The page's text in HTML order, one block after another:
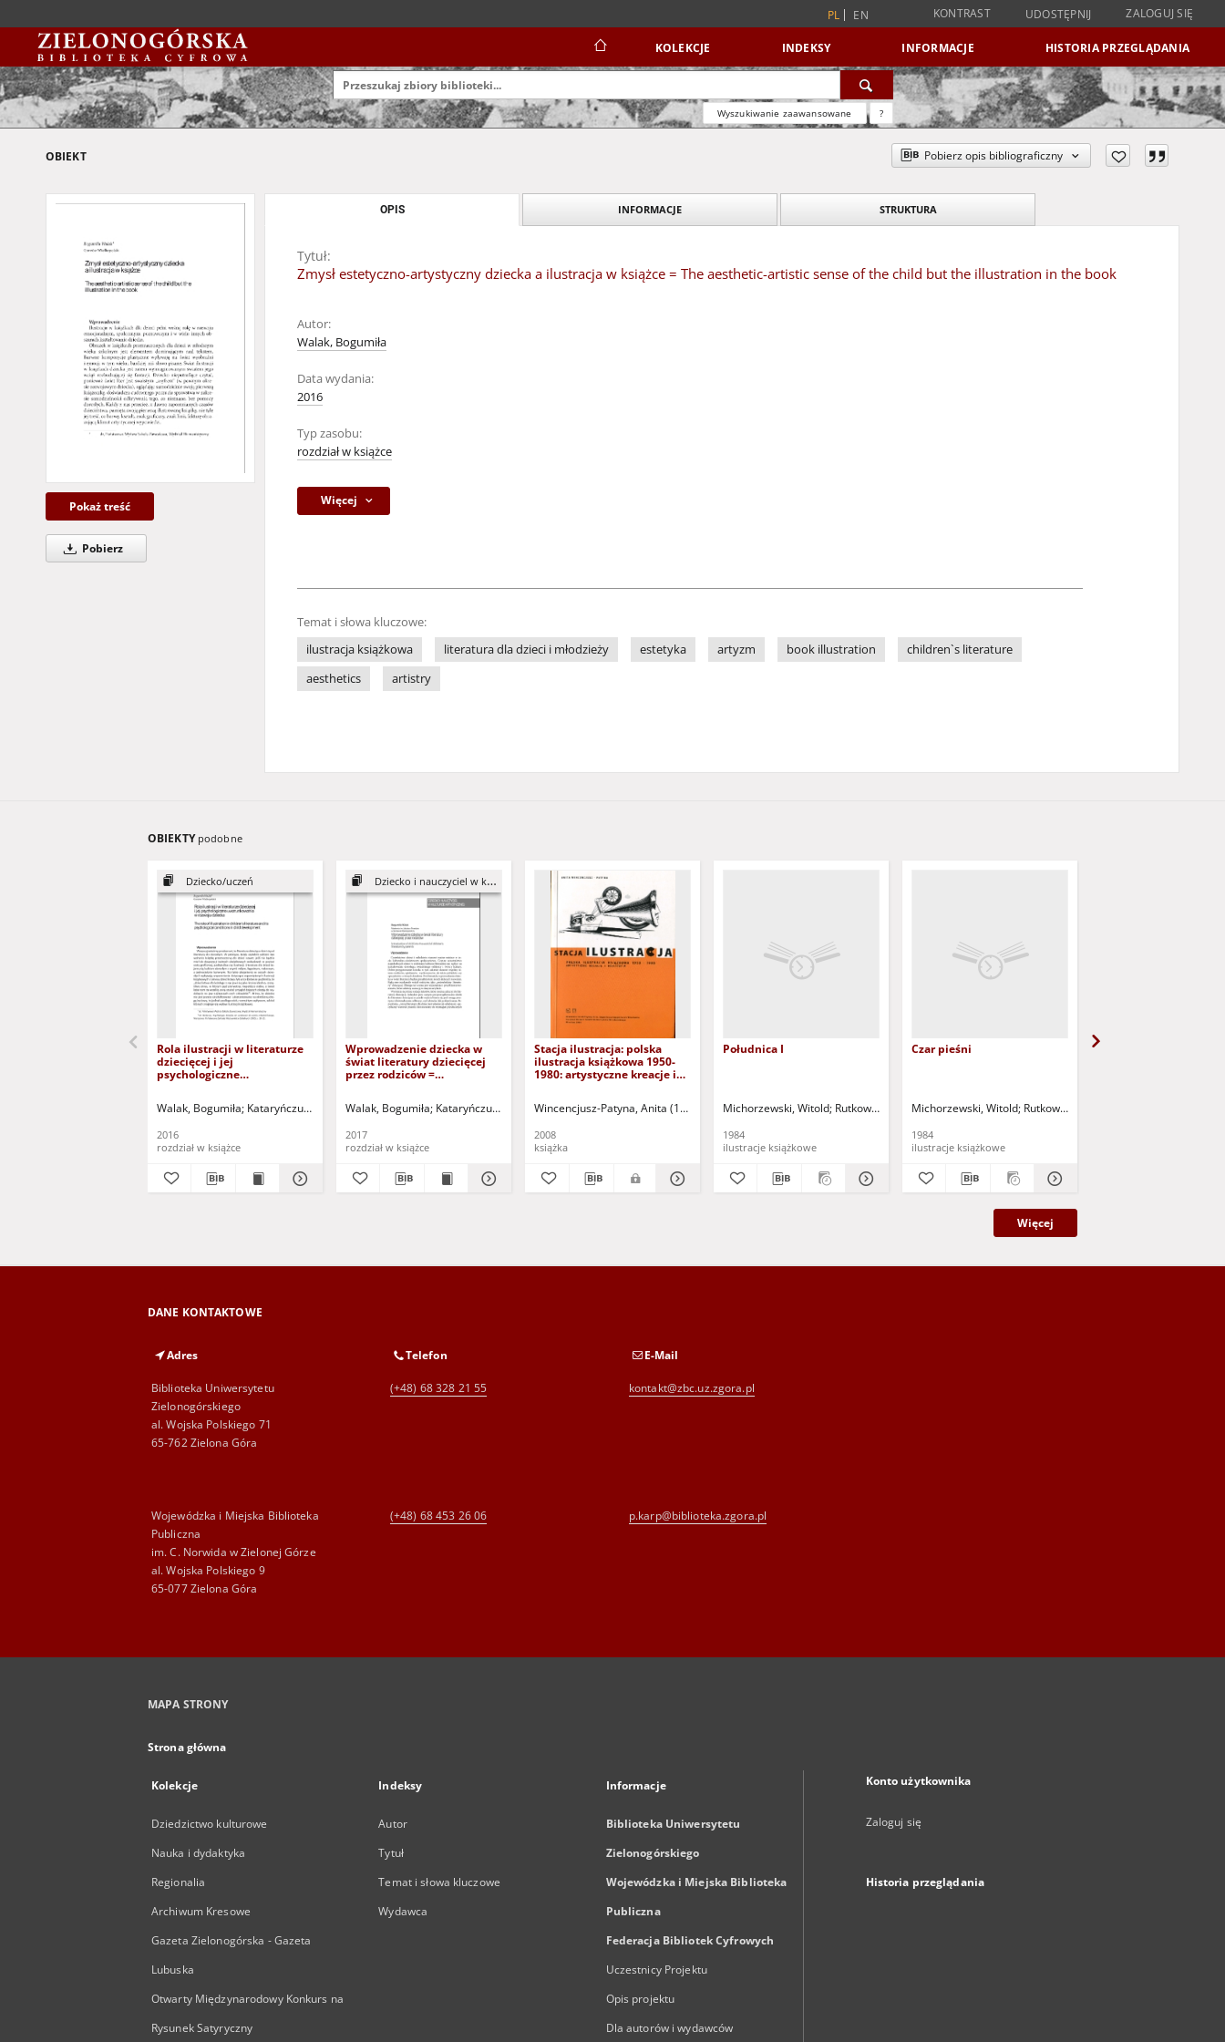
PL EN KONTRAST UDOSTĘPNIJ ZALOGUJ SIĘ
KOLEKCJE INDEKSY INFORMACJE HISTORIA PRZEGLĄDANIA
Wyszukiwanie zaawansowane ?
OBIEKT Pobierz opis bibliograficzny
Pokaż treść
Pobierz
OPIS INFORMACJE STRUKTURA
Tytuł:
Zmysł estetyczno-artystyczny dziecka a ilustracja w książce = The aesthetic-artistic sense of the child but the illustration in the book
Autor:
Walak, Bogumiła
Data wydania:
2016
Typ zasobu:
rozdział w książce
Więcej
Temat i słowa kluczowe:
ilustracja książkowa
literatura dla dzieci i młodzieży estetyka artyzm book illustration
children`s literature
aesthetics
artistry
OBIEKTY podobne
Dziecko/uczeń
Rola ilustracji w literaturze
dziecięcej i jej
psychologiczne
illustration in children`s
psychological conditions in
child development
Walak, Bogumiła Kataryńczuk-Mania, Lidia - red. nauk.
2016
rozdział w książce
Dziecko i nauczyciel w kulturze artystycznej
Wprowadzenie dziecka w
świat literatury dziecięcej
przez rodziców =
literature by parents
Walak, Bogumiła Kataryńczuk-Mania, Lidia - red. nauk. Pasterniak-Kobyłecka, Ewa - red nauk.
2017
rozdział w książce
Stacja ilustracja: polska
ilustracja książkowa 1950-
1980: artystyczne kreacje i
tylko dla osób z dysfunkcją
Wincencjusz-Patyna, Anita (1971- )
2008
książka
Południca I
Michorzewski, Witold Rutkowska, Helena
1984
ilustracje książkowe
Czar pieśni
Michorzewski, Witold Rutkowska, Helena
1984
ilustracje książkowe
Więcej
DANE KONTAKTOWE
Adres
Biblioteka Uniwersytetu
Zielonogórskiego
al. Wojska Polskiego 71
65-762 Zielona Góra
Telefon
(+48) 68 328 21 55
E-Mail
kontakt@zbc.uz.zgora.pl
Wojewódzka i Miejska Biblioteka
Publiczna
im. C. Norwida w Zielonej Górze
al. Wojska Polskiego 9
65-077 Zielona Góra
(+48) 68 453 26 06 p.karp@biblioteka.zgora.pl
MAPA STRONY
Strona główna
Kolekcje
Dziedzictwo kulturowe
Nauka i dydaktyka
Regionalia
Archiwum Kresowe
Gazeta Zielonogórska - Gazeta
Lubuska
Otwarty Międzynarodowy Konkurs na
Rysunek Satyryczny
Indeksy
Autor
Tytuł
Temat i słowa kluczowe
Wydawca
Informacje
Biblioteka Uniwersytetu
Zielonogórskiego
Wojewódzka i Miejska Biblioteka
Publiczna
Federacja Bibliotek Cyfrowych
Uczestnicy Projektu
Opis projektu
Dla autorów i wydawców
Konto użytkownika
Zaloguj się
Historia przeglądania